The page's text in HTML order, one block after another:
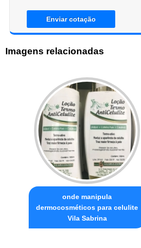
Enviar cotação
Imagens relacionadas
onde manipula
dermocosméticos para celulite
Vila Sabrina